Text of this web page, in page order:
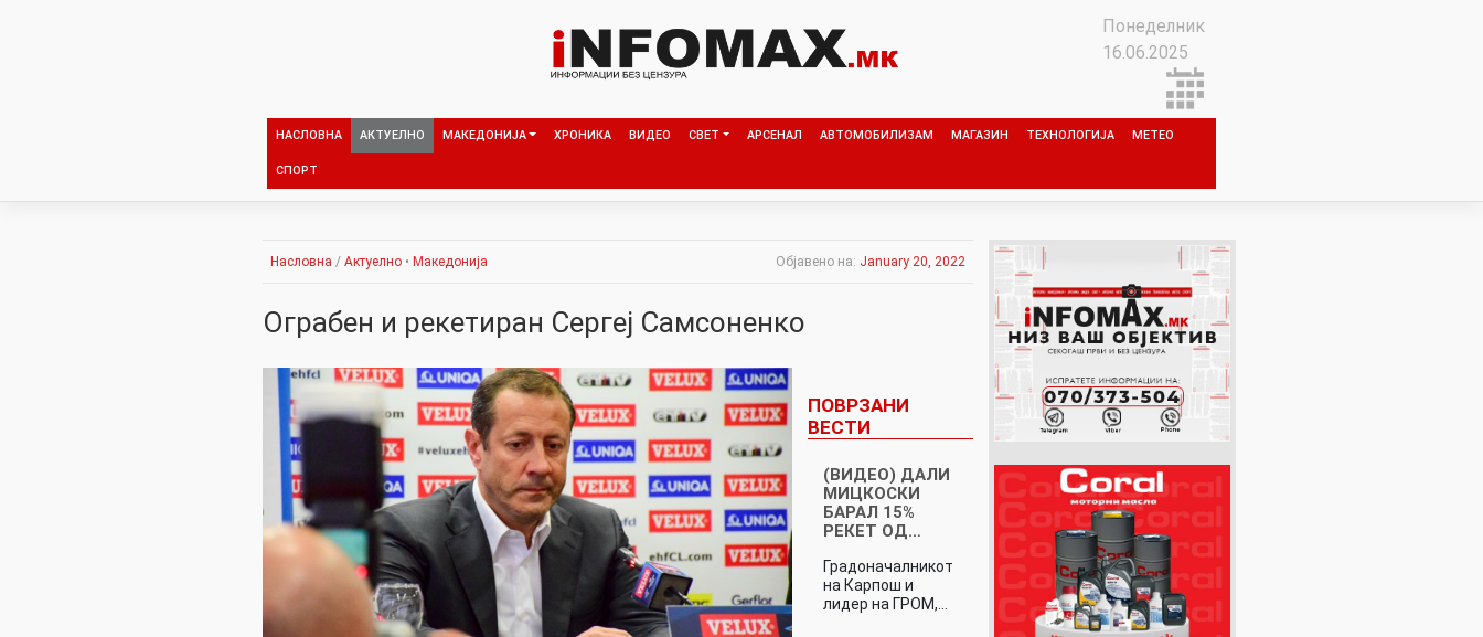
Понеделник
16.06.2025
НАСЛОВНА АКТУЕЛНО МАКЕДОНИЈА ХРОНИКА ВИДЕО СВЕТ АРСЕНАЛ АВТОМОБИЛИЗАМ МАГАЗИН ТЕХНОЛОГИЈА МЕТЕО
СПОРТ
Насловна / Актуелно • Македонија Објавено на: January 20, 2022
Огpaбен и peкетиран Сергеј Самсоненко
ПОВРЗАНИ
ВЕСТИ
(ВИДЕО) ДАЛИ
МИЦКОСКИ
БАРАЛ 15%
РЕКЕТ ОД…
Градоначалникот
на Карпош и
лидер на ГРОМ,…